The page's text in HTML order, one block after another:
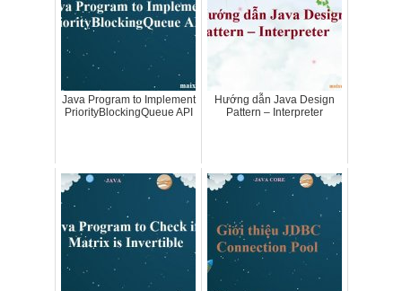
Java Program to Implement
PriorityBlockingQueue API
Hướng dẫn Java Design
Pattern – Interpreter